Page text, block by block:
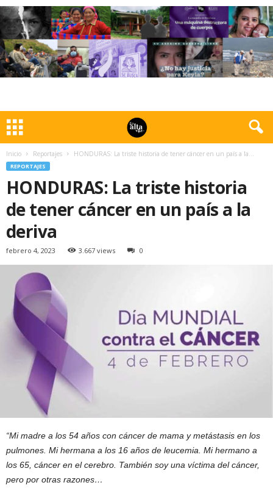
Inicio Reportajes HONDURAS: La triste historia de tener cáncer en un país a la...
REPORTAJES
HONDURAS: La triste historia
de tener cáncer en un país a la
deriva
febrero 4, 2023 3.667 views 0
“Mi madre a los 54 años con cáncer de mama y metástasis en los
pulmones. Mi hermana a los 16 años de leucemia. Mi hermano a
los 65, cáncer en el cerebro. También soy una víctima del cáncer,
pero por otras razones…